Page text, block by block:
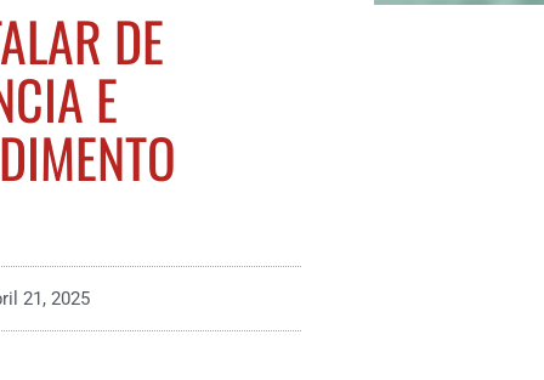
DE
E
21, 2025